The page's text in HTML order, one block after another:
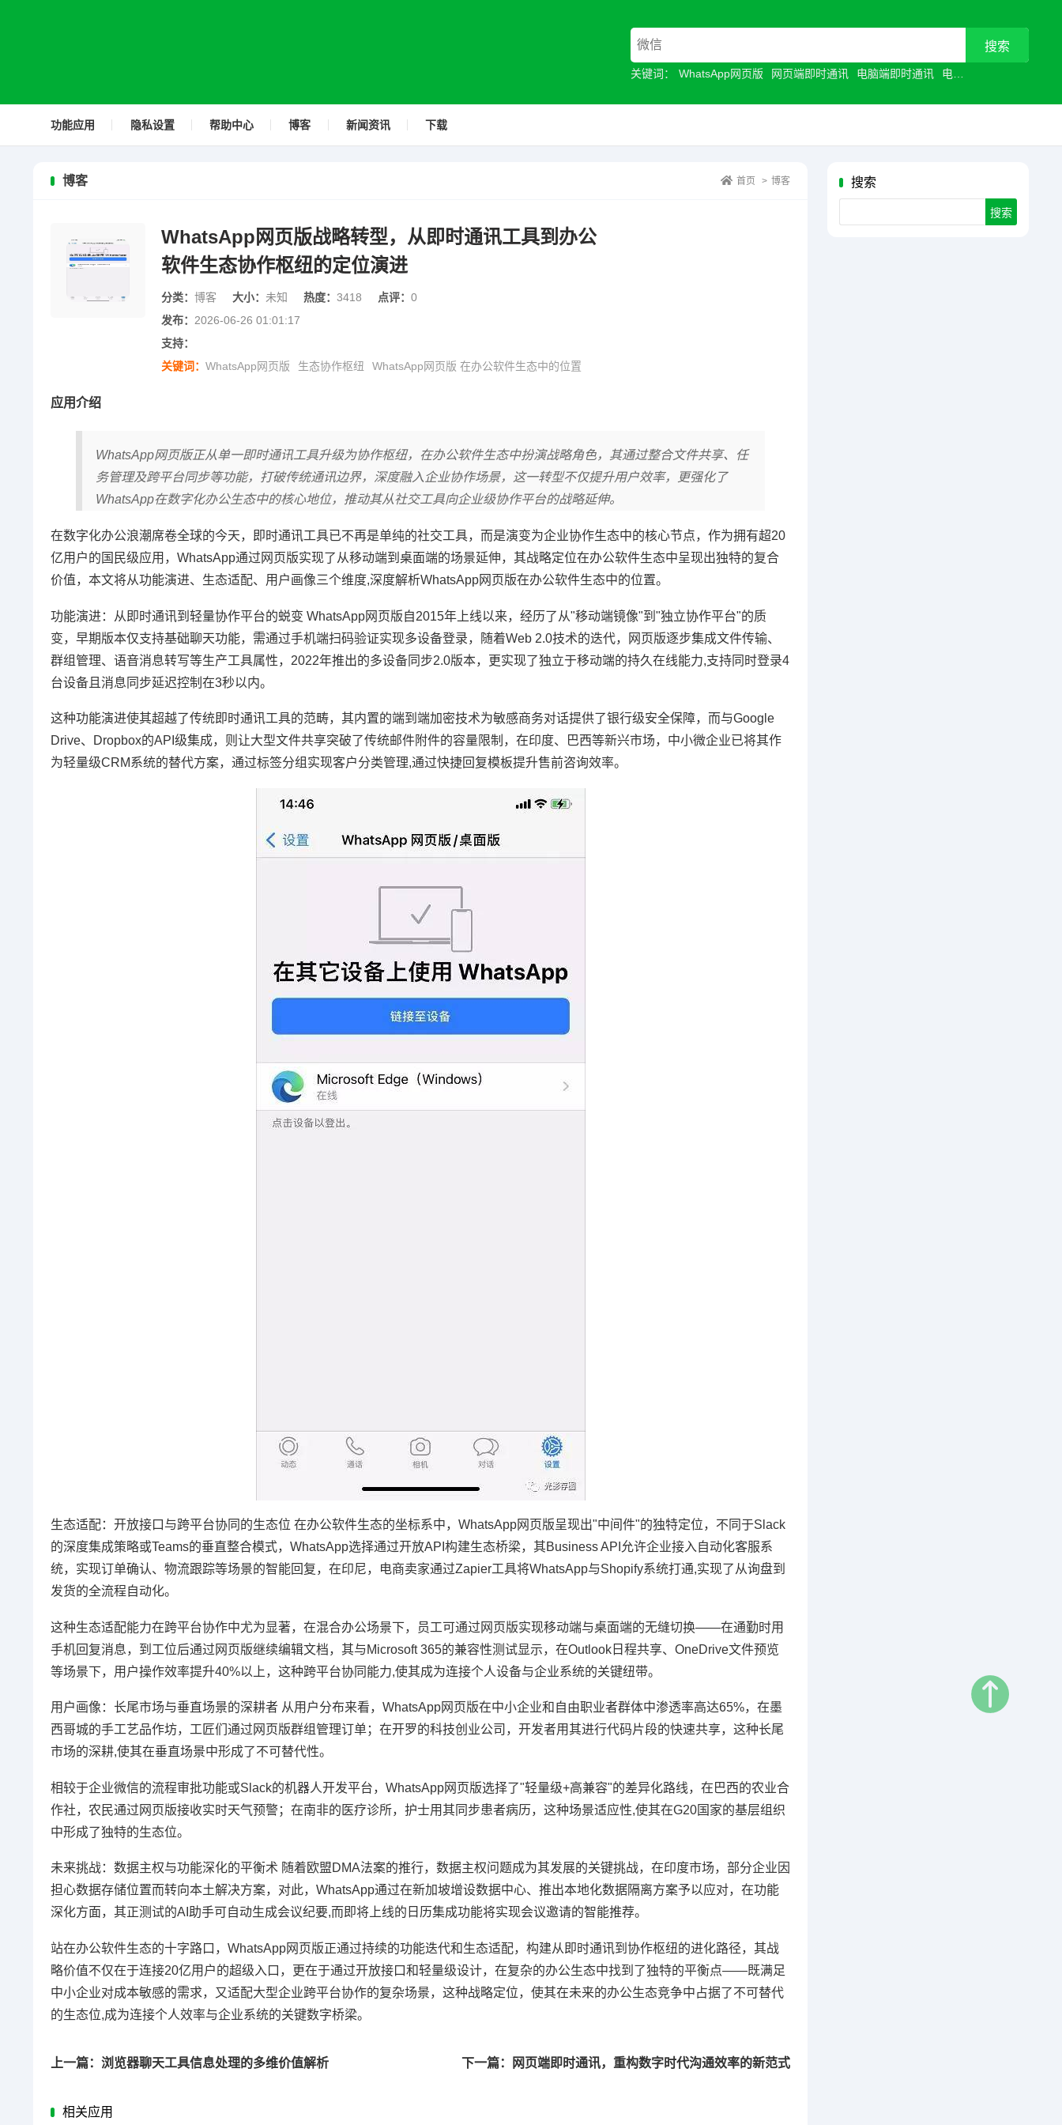
关键词： WhatsApp网页版 网页端即时通讯 电脑端即时通讯 电脑聊天工具
功能应用 隐私设置 帮助中心 博客 新闻资讯 下载
搜索
博客 首页 > 博客
WhatsApp网页版战略转型，从即时通讯工具到办公
软件生态协作枢纽的定位演进
分类： 博客 大小： 未知 热度： 3418 点评： 0
发布： 2026-06-26 01:01:17
支持：
关键词： WhatsApp网页版 生态协作枢纽 WhatsApp网页版 在办公软件生态中的位置
应用介绍
WhatsApp网页版正从单一即时通讯工具升级为协作枢纽，在办公软件生态中扮演战略角色，其通过整合文件共享、任
务管理及跨平台同步等功能，打破传统通讯边界，深度融入企业协作场景，这一转型不仅提升用户效率，更强化了
WhatsApp在数字化办公生态中的核心地位，推动其从社交工具向企业级协作平台的战略延伸。
在数字化办公浪潮席卷全球的今天，即时通讯工具已不再是单纯的社交工具，而是演变为企业协作生态中的核心节点，作为拥有超20
亿用户的国民级应用，WhatsApp通过网页版实现了从移动端到桌面端的场景延伸，其战略定位在办公软件生态中呈现出独特的复合
价值，本文将从功能演进、生态适配、用户画像三个维度,深度解析WhatsApp网页版在办公软件生态中的位置。
功能演进：从即时通讯到轻量协作平台的蜕变 WhatsApp网页版自2015年上线以来，经历了从"移动端镜像"到"独立协作平台"的质
变，早期版本仅支持基础聊天功能，需通过手机端扫码验证实现多设备登录，随着Web 2.0技术的迭代，网页版逐步集成文件传输、
群组管理、语音消息转写等生产工具属性，2022年推出的多设备同步2.0版本，更实现了独立于移动端的持久在线能力,支持同时登录4
台设备且消息同步延迟控制在3秒以内。
这种功能演进使其超越了传统即时通讯工具的范畴，其内置的端到端加密技术为敏感商务对话提供了银行级安全保障，而与Google
Drive、Dropbox的API级集成，则让大型文件共享突破了传统邮件附件的容量限制，在印度、巴西等新兴市场，中小微企业已将其作
为轻量级CRM系统的替代方案，通过标签分组实现客户分类管理,通过快捷回复模板提升售前咨询效率。
生态适配：开放接口与跨平台协同的生态位 在办公软件生态的坐标系中，WhatsApp网页版呈现出"中间件"的独特定位，不同于Slack
的深度集成策略或Teams的垂直整合模式，WhatsApp选择通过开放API构建生态桥梁，其Business API允许企业接入自动化客服系
统，实现订单确认、物流跟踪等场景的智能回复，在印尼，电商卖家通过Zapier工具将WhatsApp与Shopify系统打通,实现了从询盘到
发货的全流程自动化。
这种生态适配能力在跨平台协作中尤为显著，在混合办公场景下，员工可通过网页版实现移动端与桌面端的无缝切换——在通勤时用
手机回复消息，到工位后通过网页版继续编辑文档，其与Microsoft 365的兼容性测试显示，在Outlook日程共享、OneDrive文件预览
等场景下，用户操作效率提升40%以上，这种跨平台协同能力,使其成为连接个人设备与企业系统的关键纽带。
用户画像：长尾市场与垂直场景的深耕者 从用户分布来看，WhatsApp网页版在中小企业和自由职业者群体中渗透率高达65%，在墨
西哥城的手工艺品作坊，工匠们通过网页版群组管理订单；在开罗的科技创业公司，开发者用其进行代码片段的快速共享，这种长尾
市场的深耕,使其在垂直场景中形成了不可替代性。
相较于企业微信的流程审批功能或Slack的机器人开发平台，WhatsApp网页版选择了"轻量级+高兼容"的差异化路线，在巴西的农业合
作社，农民通过网页版接收实时天气预警；在南非的医疗诊所，护士用其同步患者病历，这种场景适应性,使其在G20国家的基层组织
中形成了独特的生态位。
未来挑战：数据主权与功能深化的平衡术 随着欧盟DMA法案的推行，数据主权问题成为其发展的关键挑战，在印度市场，部分企业因
担心数据存储位置而转向本土解决方案，对此，WhatsApp通过在新加坡增设数据中心、推出本地化数据隔离方案予以应对，在功能
深化方面，其正测试的AI助手可自动生成会议纪要,而即将上线的日历集成功能将实现会议邀请的智能推荐。
站在办公软件生态的十字路口，WhatsApp网页版正通过持续的功能迭代和生态适配，构建从即时通讯到协作枢纽的进化路径，其战
略价值不仅在于连接20亿用户的超级入口，更在于通过开放接口和轻量级设计，在复杂的办公生态中找到了独特的平衡点——既满足
中小企业对成本敏感的需求，又适配大型企业跨平台协作的复杂场景，这种战略定位，使其在未来的办公生态竞争中占据了不可替代
的生态位,成为连接个人效率与企业系统的关键数字桥梁。
上一篇：浏览器聊天工具信息处理的多维价值解析 下一篇：网页端即时通讯，重构数字时代沟通效率的新范式
相关应用